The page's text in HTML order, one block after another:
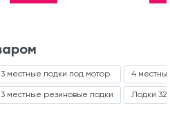
3 местные лодки под мотор
3 местные резиновые лодки
4
Лодки